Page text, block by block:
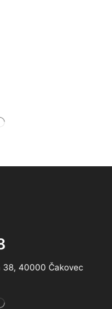
38, 40000 Čakovec